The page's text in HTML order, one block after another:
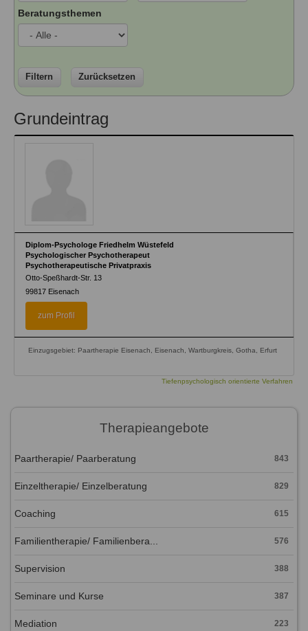
Qualitätssicherung
Qualität unserer Therapeuten
Familienthemen
Veranstaltungen
Seminare und Kurse
Fortbildungen
Ausbildungsinstitute
Information über Qualifikation
Liste der Fachverbände
Sitemap
Links
Formular zur Registrierung
Beratungsthemen
Filtern Zurücksetzen
Grundeintrag
Diplom-Psychologe Friedhelm Wüstefeld
Psychologischer Psychotherapeut
Psychotherapeutische Privatpraxis
Otto-Speßhardt-Str. 13
99817 Eisenach
zum Profil
Einzugsgebiet: Paartherapie Eisenach, Eisenach, Wartburgkreis, Gotha, Erfurt
Tiefenpsychologisch orientierte Verfahren
Therapieangebote
Paartherapie/ Paarberatung 843
Einzeltherapie/ Einzelberatung 829
Coaching 615
Familientherapie/ Familienbera... 576
Supervision 388
Seminare und Kurse 387
Mediation 223